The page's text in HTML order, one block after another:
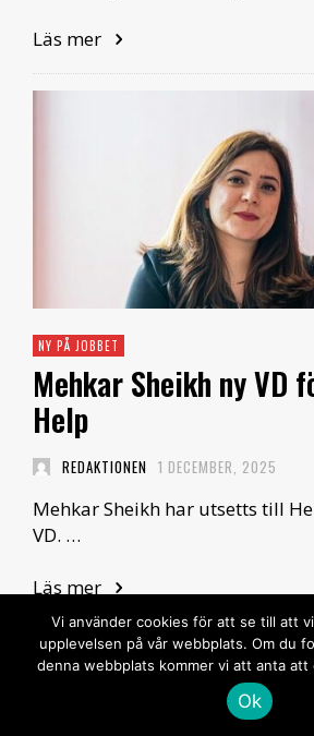
Läs mer
NY PÅ JOBBET
Mehkar Sheikh ny VD
Help
REDAKTIONEN 1 DECEMBER, 2025
Mehkar Sheikh har utsetts till
VD. …
Läs mer
Vi använder cookies för att se till att
upplevelsen på vår webbplats. Om du
denna webbplats kommer vi att anta
Ok